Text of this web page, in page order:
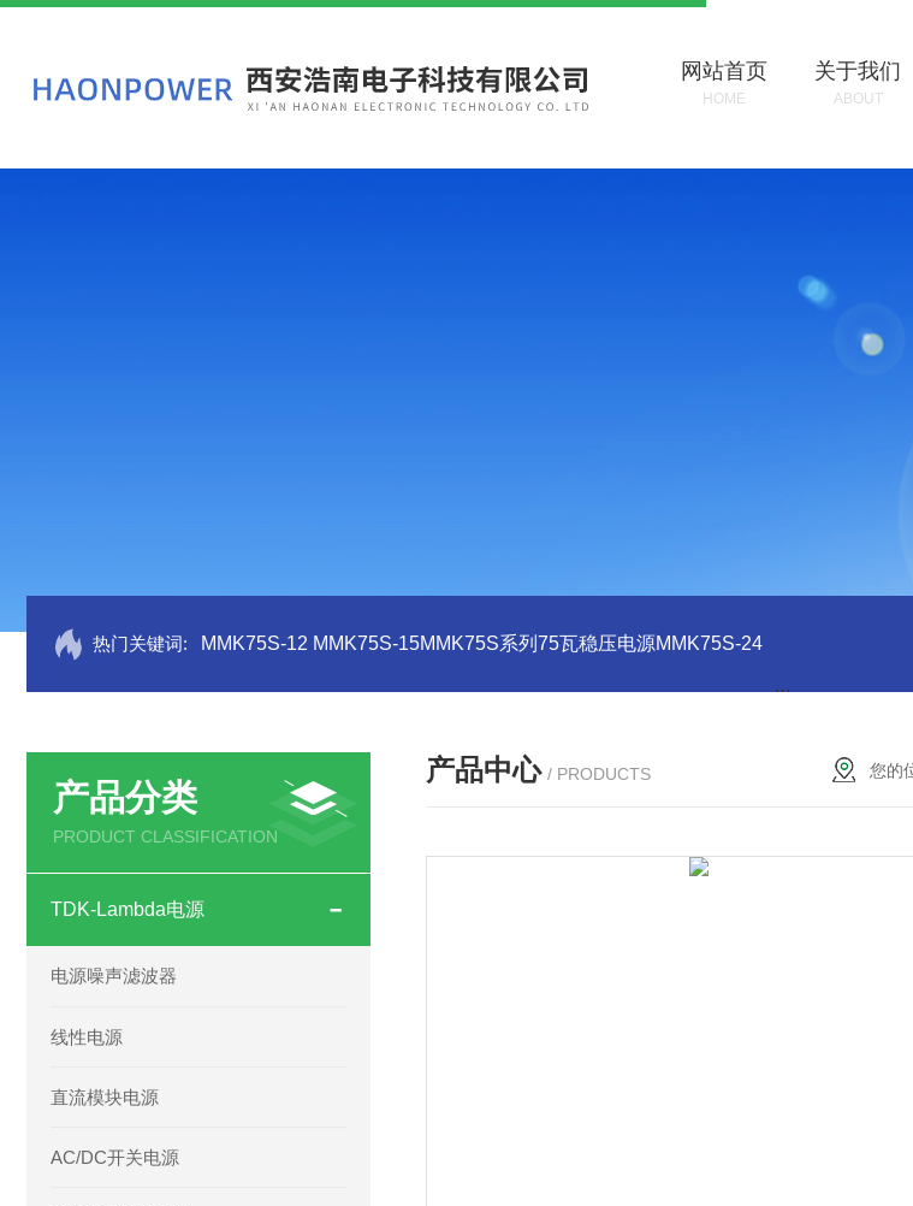
网站首页
HOME
关于我们
ABOUT
热门关键词: MMK75S-12 MMK75S-15MMK75S系列75瓦稳压电源MMK75S-24 MMK150S-15
产品分类
PRODUCT CLASSIFICATION
TDK-Lambda电源
电源噪声滤波器
线性电源
直流模块电源
AC/DC开关电源
产品中心 / PRODUCTS 您的